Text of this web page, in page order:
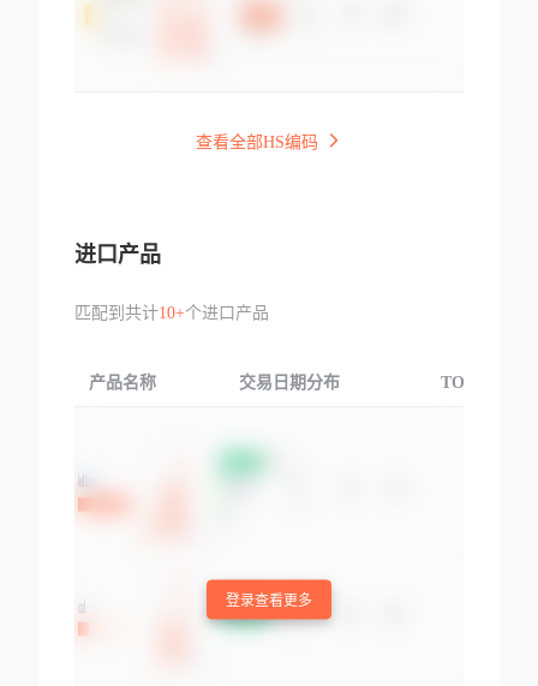
查看全部HS编码
进口产品
匹配到共计10+个进口产品
产品名称 交易日期分布 TOP3交易国
登录查看更多